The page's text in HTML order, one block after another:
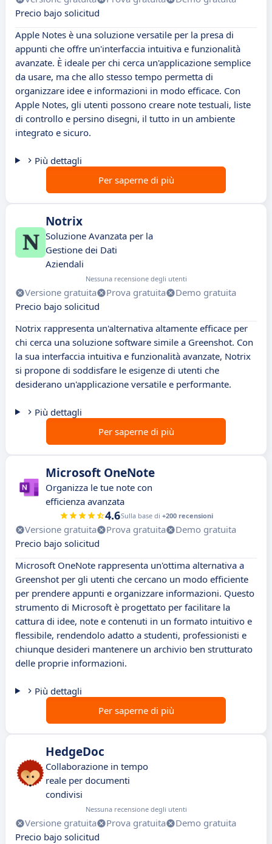
Precio bajo solicitud
Apple Notes è una soluzione versatile per la presa di
appunti che offre un'interfaccia intuitiva e funzionalità
avanzate. È ideale per chi cerca un'applicazione semplice
da usare, ma che allo stesso tempo permetta di
organizzare idee e informazioni in modo efficace. Con
Apple Notes, gli utenti possono creare note testuali, liste
di controllo e persino disegni, il tutto in un ambiente
integrato e sicuro.
Più dettagli
Per saperne di più
Notrix
Soluzione Avanzata per la
Gestione dei Dati
Aziendali
Nessuna recensione degli utenti
Versione gratuita Prova gratuita
Demo gratuita
Precio bajo solicitud
Notrix rappresenta un'alternativa altamente efficace per
chi cerca una soluzione software simile a Greenshot. Con
la sua interfaccia intuitiva e funzionalità avanzate, Notrix
si propone di soddisfare le esigenze di utenti che
desiderano un'applicazione versatile e performante.
Più dettagli
Per saperne di più
Microsoft OneNote
Organizza le tue note con
efficienza avanzata
4.6Sulla base di +200 recensioni
Versione gratuita Prova gratuita
Demo gratuita
Precio bajo solicitud
Microsoft OneNote rappresenta un'ottima alternativa a
Greenshot per gli utenti che cercano un modo efficiente
per prendere appunti e organizzare informazioni. Questo
strumento di Microsoft è progettato per facilitare la
cattura di idee, note e contenuti in un formato intuitivo e
flessibile, rendendolo adatto a studenti, professionisti e
chiunque desideri mantenere un archivio ben strutturato
delle proprie informazioni.
Più dettagli
Per saperne di più
HedgeDoc
Collaborazione in tempo
reale per documenti
condivisi
Nessuna recensione degli utenti
Versione gratuita Prova gratuita
Demo gratuita
Precio bajo solicitud